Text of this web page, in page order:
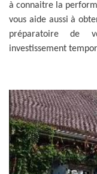
à connaitre la
vous aide aussi à
préparatoire de
investissement